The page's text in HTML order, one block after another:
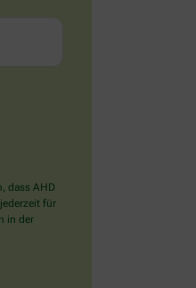
dass AHD
für
in der